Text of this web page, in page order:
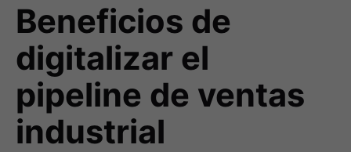
Beneficios de
digitalizar el
pipeline de ventas
industrial